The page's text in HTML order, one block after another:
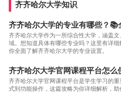
齐齐哈尔大学知识
齐齐哈尔大学的专业有哪些？📚
齐齐哈尔大学作为一所综合性大学，涵盖
域。想知道具体有哪些专业吗？这里有详
你全面了解齐齐哈尔大学的专业设置。
齐齐哈尔大学官网课程平台怎么
齐齐哈尔大学官网课程平台是学生学习的
式到功能操作，这篇攻略为你详细解析，助